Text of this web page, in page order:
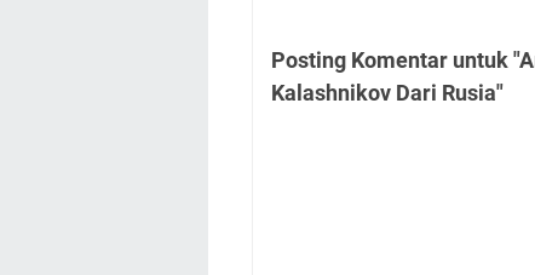
Posting Komentar untuk
Kalashnikov Dari Rusia"